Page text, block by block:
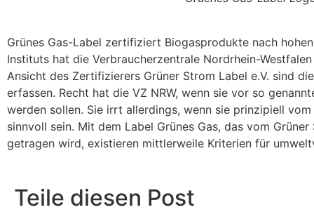
Grünes Gas-Label zertifiziert Biogasprodukte nach
Instituts hat die Verbraucherzentrale Nordrhein-
Ansicht des Zertifizierers Grüner Strom Label e.V. sind
erfassen. Recht hat die VZ NRW, wenn sie vor so
werden sollen. Sie irrt allerdings, wenn sie prinzipiell
sinnvoll sein. Mit dem Label Grünes Gas, das vom
getragen wird, existieren mittlerweile Kriterien für
Teile diesen Post